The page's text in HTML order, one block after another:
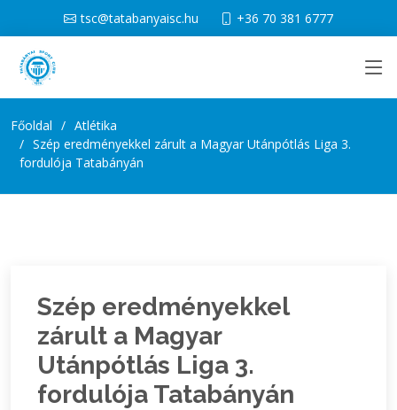
tsc@tatabanyaisc.hu +36 70 381 6777
Főoldal
Atlétika
Szép eredményekkel zárult a Magyar Utánpótlás Liga 3.
fordulója Tatabányán
Szép eredményekkel
zárult a Magyar
Utánpótlás Liga 3.
fordulója Tatabányán